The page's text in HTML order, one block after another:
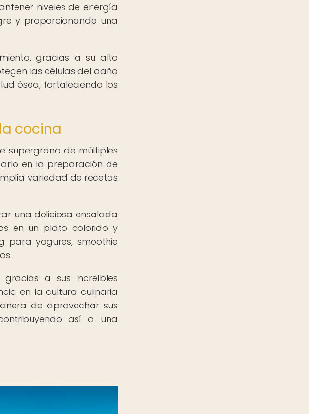
niveles de energía
y proporcionando una
gracias a su alto
las células del daño
ósea, fortaleciendo los
cocina
supergrano de múltiples
en la preparación de
variedad de recetas
una deliciosa ensalada
en un plato colorido y
para yogures, smoothie
a sus increíbles
en la cultura culinaria
de aprovechar sus
así a una